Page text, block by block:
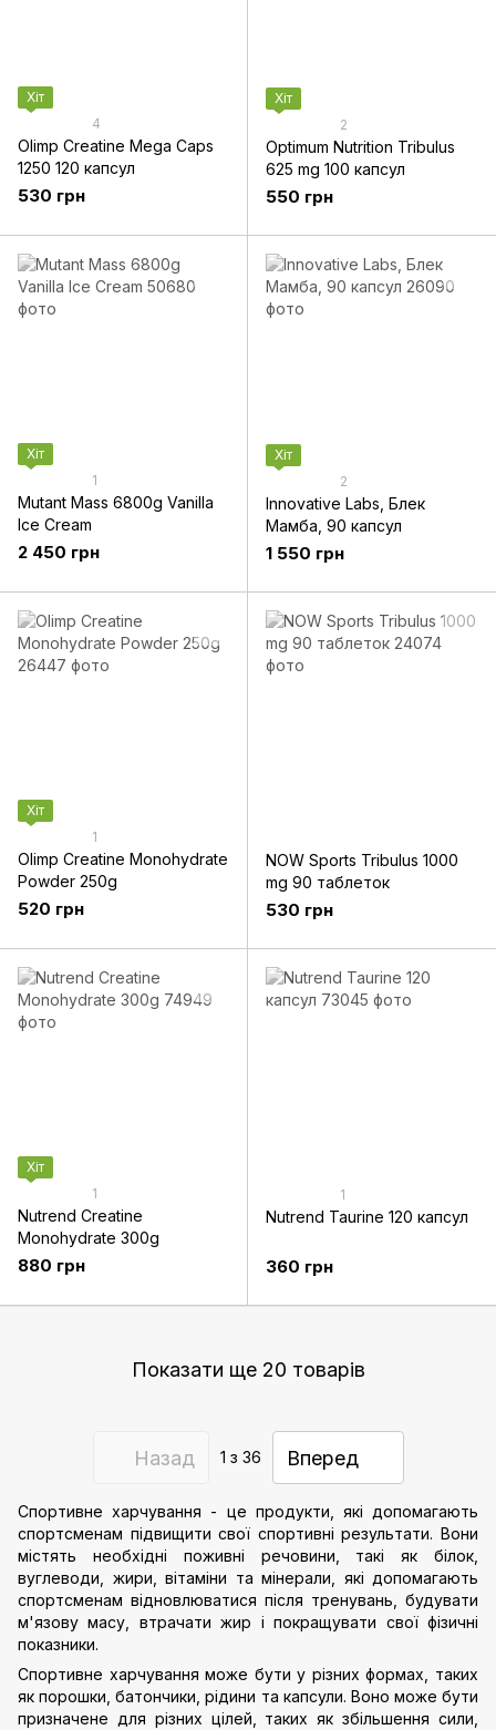
Хіт
4
Olimp Creatine Mega Caps
1250 120 капсул
530 грн
Хіт
2
Optimum Nutrition Tribulus
625 mg 100 капсул
550 грн
Хіт
1
Mutant Mass 6800g Vanilla
Ice Cream
2 450 грн
Хіт
2
Innovative Labs, Блек
Мамба, 90 капсул
1 550 грн
Хіт
1
Olimp Creatine Monohydrate
Powder 250g
520 грн
NOW Sports Tribulus 1000
mg 90 таблеток
530 грн
Хіт
1
Nutrend Creatine
Monohydrate 300g
880 грн
1
Nutrend Taurine 120 капсул
360 грн
Показати ще 20 товарів
Назад 1 з 36 Вперед
Спортивне харчування - це продукти, які допомагають
спортсменам підвищити свої спортивні результати. Вони
містять необхідні поживні речовини, такі як білок,
вуглеводи, жири, вітаміни та мінерали, які допомагають
спортсменам відновлюватися після тренувань, будувати
м'язову масу, втрачати жир і покращувати свої фізичні
показники.
Спортивне харчування може бути у різних формах, таких
як порошки, батончики, рідини та капсули. Воно може бути
призначене для різних цілей, таких як збільшення сили,